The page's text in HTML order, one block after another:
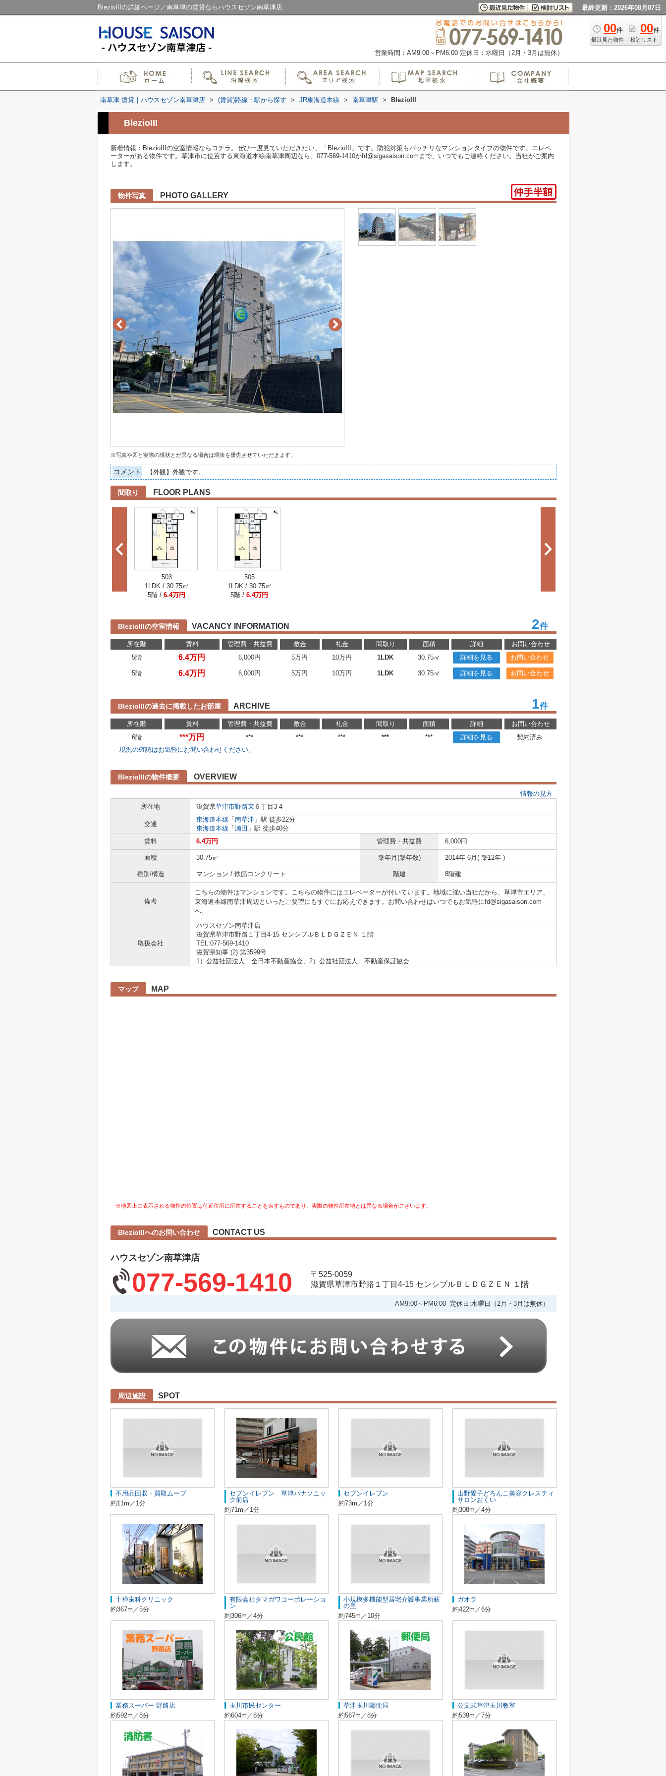
BlezioIIIの詳細ページ／南草津の賃貸ならハウスセゾン南草津店 最終更新：2026年08月07日
00件
最近見た物件
00件
検討リスト
営業時間：AM9:00～PM6:00 定休日：水曜日（2月・3月は無休）
南草津 賃貸｜ハウスセゾン南草津店 > (賃貸)路線・駅から探す > JR東海道本線 > 南草津駅 > BlezioIII
BlezioIII
新着情報：BlezioIIIの空室情報ならコチラ。ぜひ一度見ていただきたい、「BlezioIII」です。防犯対策もバッチリなマンションタイプの物件です。エレベ
ーターがある物件です。草津市に位置する東海道本線南草津周辺なら、077-569-1410かfd@sigasaison.comまで、いつでもご連絡ください。当社がご案内
します。
物件写真 PHOTO GALLERY
※写真や図と実際の現状とが異なる場合は現状を優先させていただきます。
コメント 【外観】外観です。
間取り FLOOR PLANS
503
1LDK / 30.75㎡
5階 / 6.4万円
505
1LDK / 30.75㎡
5階 / 6.4万円
BlezioIIIの空室情報 VACANCY INFORMATION 2件
所在階 賃料 管理費・共益費 敷金 礼金 間取り 面積 詳細
お問い合わせ
5階
6.4万円 6,000円 5万円 10万円 1LDK 30.75㎡ 詳細を見る お問い合わせ
5階 6.4万円 6,000円 5万円 10万円 1LDK 30.75㎡ 詳細を見る お問い合わせ
BlezioIIIの過去に掲載したお部屋 ARCHIVE 1件
所在階 賃料 管理費・共益費 敷金 礼金 間取り 面積 詳細
お問い合わせ
6階
***万円 *** *** *** *** *** 詳細を見る
契約済み
現況の確認はお気軽にお問い合わせください。
BlezioIIIの物件概要 OVERVIEW
情報の見方
所在地
滋賀県草津市野路東 ６丁目3-4
交通
東海道本線 「 南草津 」駅 徒歩22分
東海道本線 「 瀬田 」駅 徒歩40分
賃料
6.4万円 管理費・共益費 6,000円
面積 30.75㎡ 築年月(築年数) 2014年 6月( 築12年 )
種別/構造 マンション / 鉄筋コンクリート 階建 8階建
備考
こちらの物件はマンションです。こちらの物件にはエレベーターが付いています。地域に強い当社だから、草津市エリア、
東海道本線南草津周辺といったご要望にもすぐにお応えできます。お問い合わせはいつでもお気軽にfd@sigasaison.com
へ。
取扱会社
ハウスセゾン南草津店
滋賀県草津市野路１丁目4-15 センシブルＢＬＤＧＺＥＮ １階
TEL:077-569-1410
滋賀県知事 (2) 第3599号
1）公益社団法人 全日本不動産協会、2）公益社団法人 不動産保証協会
マップ MAP
※地図上に表示される物件の位置は付近住所に所在することを表すものであり、実際の物件所在地とは異なる場合がございます。
BlezioIIIへのお問い合わせ CONTACT US
ハウスセゾン南草津店
077-569-1410
〒525-0059
滋賀県草津市野路１丁目4-15 センシブルＢＬＤＧＺＥＮ １階
AM9:00～PM6:00 定休日:水曜日（2月・3月は無休）
周辺施設 SPOT
不用品回収・買取ムーブ
約11m／1分
セブンイレブン 草津パナソニッ
ク前店
約71m／1分
セブンイレブン
約73m／1分
山野愛子どろんこ美容クレスティ
サロンおくい
約308m／4分
十禅歯科クリニック
約367m／5分
有限会社タマガワコーポレーショ
ン
約306m／4分
小規模多機能型居宅介護事業所萩
の里
約745m／10分
ガオラ
約422m／6分
業務スーパー 野路店
約592m／8分
玉川市民センター
約604m／8分
草津玉川郵便局
約567m／8分
公文式草津玉川教室
約539m／7分